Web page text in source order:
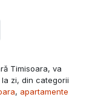
Timisoara, va
zi, din categorii
, apartamente